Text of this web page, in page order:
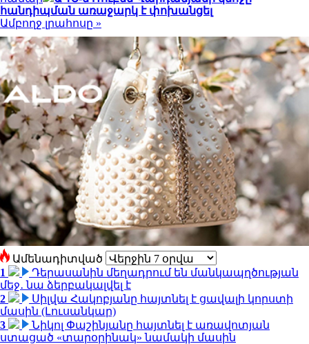
հանդիպման առաջարկ է փոխանցել
Ամբողջ լրահոսը »
Ամենադիտված
1
Դերասանին մեղադրում են մանկապղծության
մեջ․ նա ձերբակալվել է
2
Սիլվա Հակոբյանը հայտնել է ցավալի կորստի
մասին (Լուսանկար)
3
Նիկոլ Փաշինյանը հայտնել է առավոտյան
ստացած «տարօրինակ» նամակի մասին